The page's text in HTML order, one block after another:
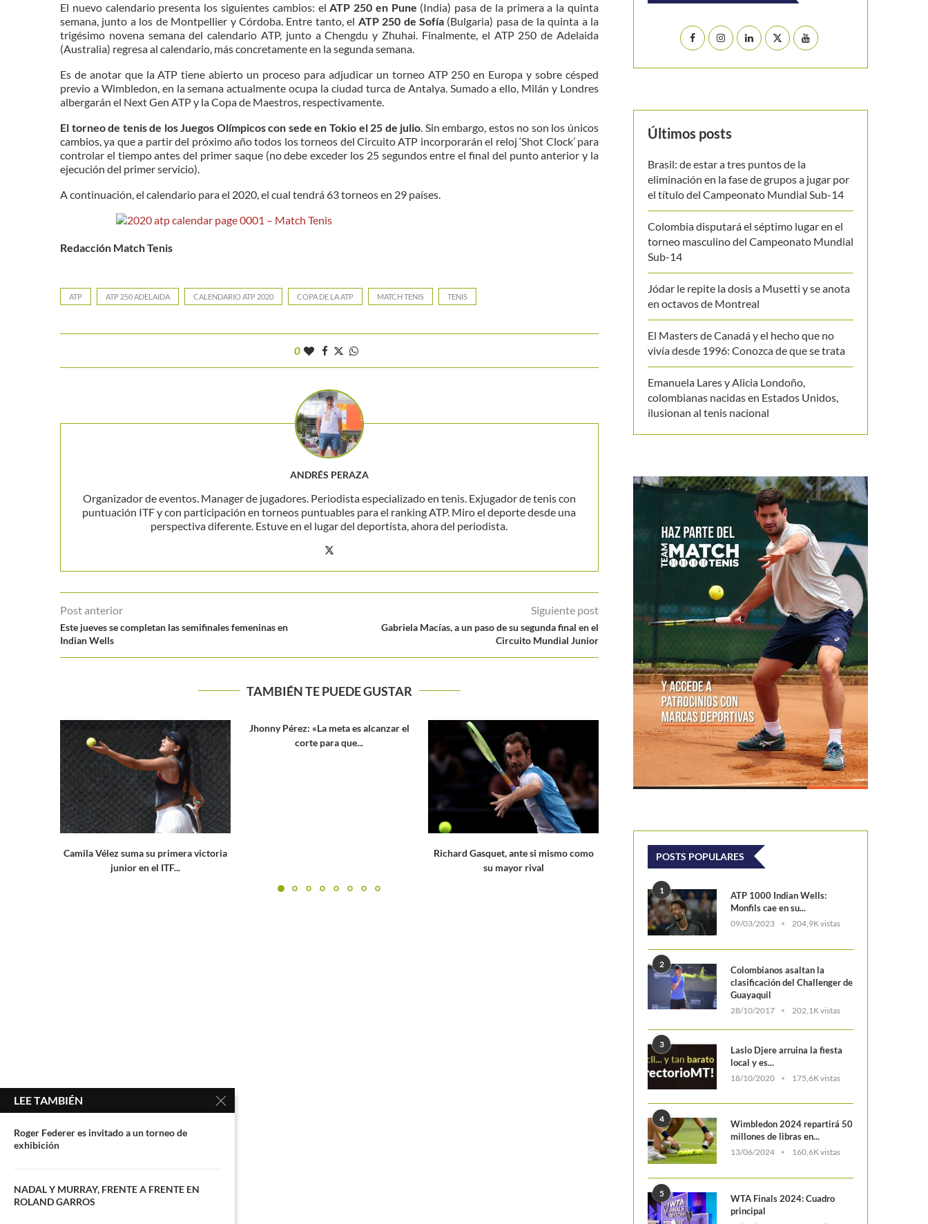
El nuevo calendario presenta los siguientes cambios: elATP 250 en Pune (India) pasa de la primera a la quinta
semana, junto a los de Montpellier y Córdoba. Entre tanto, el ATP 250 de Sofía (Bulgaria) pasa de la quinta a la
trigésimo novena semana del calendario ATP, junto a Chengdu y Zhuhai. Finalmente, el ATP 250 de Adelaida
(Australia) regresa al calendario, más concretamente en la segunda semana.
Es de anotar que la ATP tiene abierto un proceso para adjudicar un torneo ATP 250 en Europa y sobre césped
previo a Wimbledon, en la semana actualmente ocupa la ciudad turca de Antalya. Sumado a ello, Milán y Londres
albergarán el Next Gen ATP y la Copa de Maestros, respectivamente.
El torneo de tenis de los Juegos Olímpicos con sede en Tokio el 25 de julio. Sin embargo, estos no son los únicos
cambios, ya que a partir del próximo año todos los torneos del Circuito ATP incorporarán el reloj ‘Shot Clock’ para
controlar el tiempo antes del primer saque (no debe exceder los 25 segundos entre el final del punto anterior y la
ejecución del primer servicio).
A continuación, el calendario para el 2020, el cual tendrá 63 torneos en 29 países.
Redacción Match Tenis
ATP ATP 250 ADELAIDA CALENDARIO ATP 2020 COPA DE LA ATP MATCH TENIS TENIS
0
ANDRÉS PERAZA
Organizador de eventos. Manager de jugadores. Periodista especializado en tenis. Exjugador de tenis con
puntuación ITF y con participación en torneos puntuables para el ranking ATP. Miro el deporte desde una
perspectiva diferente. Estuve en el lugar del deportista, ahora del periodista.
Post anterior
Este jueves se completan las semifinales femeninas en
Indian Wells
Siguiente post
Gabriela Macías, a un paso de su segunda final en el
Circuito Mundial Junior
TAMBIÉN TE PUEDE GUSTAR
Jhonny Pérez: «La meta es alcanzar el
corte para que...
Masters Toronto 2023: Francisco
Cerúndolo, la primera victoria
Wimbledon 2023: Emiliana Arango
debuta con triunfo en la fase...
Últimos posts
Brasil: de estar a tres puntos de la
eliminación en la fase de grupos a jugar por
el título del Campeonato Mundial Sub-14
Colombia disputará el séptimo lugar en el
torneo masculino del Campeonato Mundial
Sub-14
Jódar le repite la dosis a Musetti y se anota
en octavos de Montreal
El Masters de Canadá y el hecho que no
vivía desde 1996: Conozca de que se trata
Emanuela Lares y Alicia Londoño,
colombianas nacidas en Estados Unidos,
ilusionan al tenis nacional
POSTS POPULARES
1
ATP 1000 Indian Wells:
Monfils cae en su...
09/03/2023 204,9K vistas
2
Colombianos asaltan la
clasificación del Challenger de
Guayaquil
28/10/2017 202,1K vistas
3
Laslo Djere arruina la fiesta
local y es...
18/10/2020 175,6K vistas
4
Wimbledon 2024 repartirá 50
millones de libras en...
13/06/2024 160,6K vistas
5
WTA Finals 2024: Cuadro
principal
LEE TAMBIÉN
Roger Federer es invitado a un torneo de
exhibición
NADAL Y MURRAY, FRENTE A FRENTE EN
ROLAND GARROS